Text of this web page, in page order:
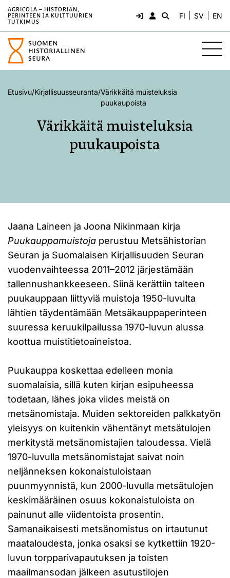
AGRICOLA – HISTORIAN,
PERINTEEN JA KULTTUURIEN
TUTKIMUS
FI SV EN
Etusivu/Kirjallisuusseuranta/Värikkäitä muisteluksia
puukaupoista
Värikkäitä muisteluksia
puukaupoista
Jaana Laineen ja Joona Nikinmaan kirja
Puukauppamuistoja perustuu Metsähistorian
Seuran ja Suomalaisen Kirjallisuuden Seuran
vuodenvaihteessa 2011–2012 järjestämään
tallennushankkeeseen. Siinä kerättiin talteen
puukauppaan liittyviä muistoja 1950-luvulta
lähtien täydentämään Metsäkauppaperinteen
suuressa keruukilpailussa 1970-luvun alussa
koottua muistitietoaineistoa.
Puukauppa koskettaa edelleen monia
suomalaisia, sillä kuten kirjan esipuheessa
todetaan, lähes joka viides meistä on
metsänomistaja. Muiden sektoreiden palkkatyön
yleisyys on kuitenkin vähentänyt metsätulojen
merkitystä metsänomistajien taloudessa. Vielä
1970-luvulla metsänomistajat saivat noin
neljänneksen kokonaistuloistaan
puunmyynnistä, kun 2000-luvulla metsätulojen
keskimääräinen osuus kokonaistuloista on
painunut alle viidentoista prosentin.
Samanaikaisesti metsänomistus on irtautunut
maataloudesta, jonka osaksi se kytkettiin 1920-
luvun torpparivapautuksen ja toisten
maailmansodan jälkeen asutustilojen